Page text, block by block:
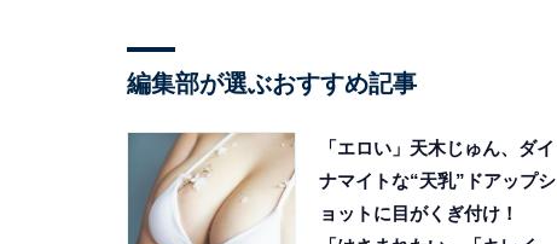
編集部が選ぶおすすめ記事
「エロい」天木じゅん、ダイ
ナマイトな“天乳”ドアップシ
ョットに目がくぎ付け！